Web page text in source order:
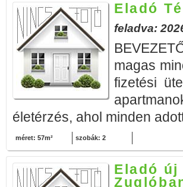
Eladó
feladva:
magas
fizetési
életérzés, ahol minden
méret: 57m² szobák: 2
Eladó